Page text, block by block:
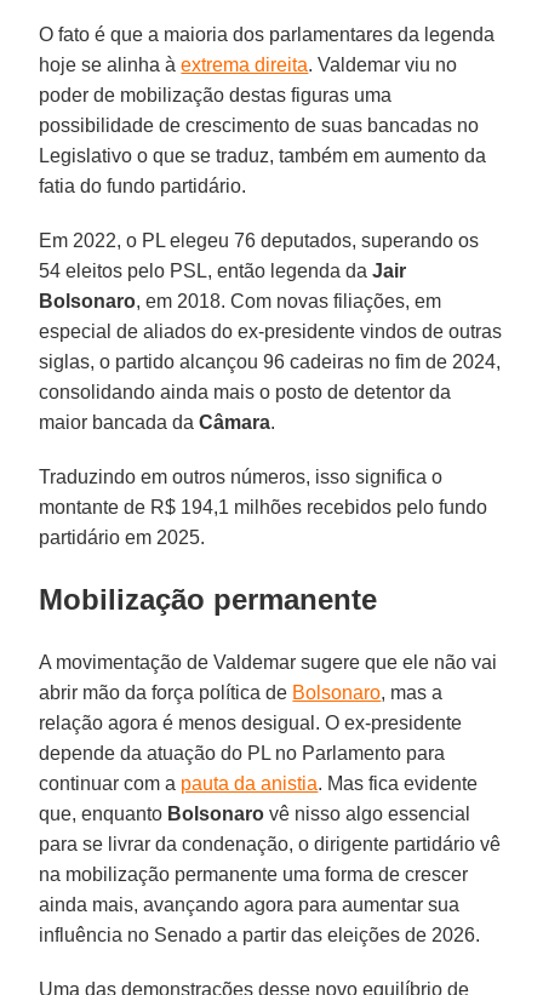
O fato é que a maioria dos parlamentares da legenda
hoje se alinha àextrema direita. Valdemar viu no
poder de mobilização destas figuras uma
possibilidade de crescimento de suas bancadas no
Legislativo o que se traduz, também em aumento da
fatia do fundo partidário.
Em 2022, o PL elegeu 76 deputados, superando os
54 eleitos pelo PSL, então legenda da Jair
Bolsonaro, em 2018. Com novas filiações, em
especial de aliados do ex-presidente vindos de outras
siglas, o partido alcançou 96 cadeiras no fim de 2024,
consolidando ainda mais o posto de detentor da
maior bancada daCâmara.
Traduzindo em outros números, isso significa o
montante de R$ 194,1 milhões recebidos pelo fundo
partidário em 2025.
Mobilização permanente
A movimentação de Valdemar sugere que ele não vai
abrir mão da força política de Bolsonaro, mas a
relação agora é menos desigual. O ex-presidente
depende da atuação do PL no Parlamento para
continuar com a pauta da anistia. Mas fica evidente
que, enquanto Bolsonaro vê nisso algo essencial
para se livrar da condenação, o dirigente partidário vê
na mobilização permanente uma forma de crescer
ainda mais, avançando agora para aumentar sua
influência no Senado a partir das eleições de 2026.
Uma das demonstrações desse novo equilíbrio de